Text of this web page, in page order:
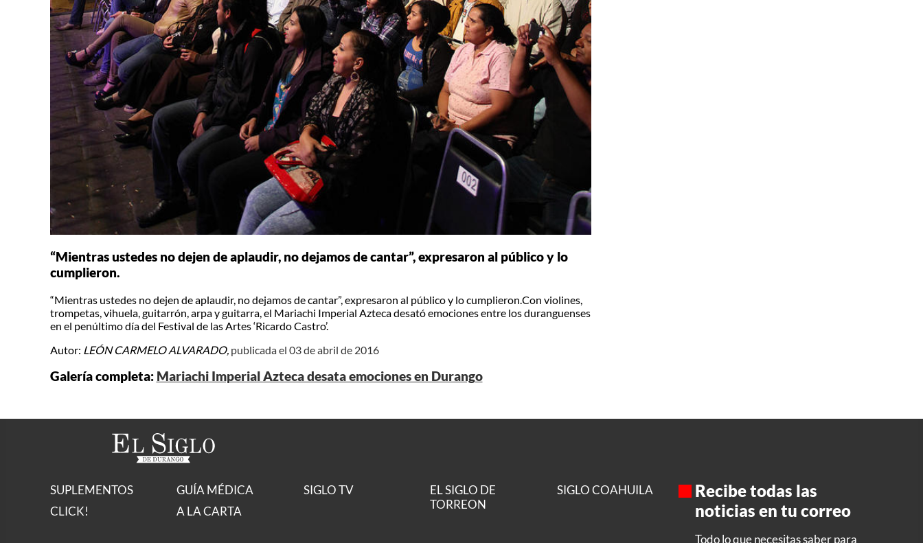
“Mientras ustedes no dejen de aplaudir, no dejamos de cantar”, expresaron al público y lo
cumplieron.
“Mientras ustedes no dejen de aplaudir, no dejamos de cantar”, expresaron al público y lo cumplieron.Con violines,
trompetas, vihuela, guitarrón, arpa y guitarra, el Mariachi Imperial Azteca desató emociones entre los duranguenses
en el penúltimo día del Festival de las Artes ‘Ricardo Castro’.
Autor: LEÓN CARMELO ALVARADO, publicada el 03 de abril de 2016
Galería completa: Mariachi Imperial Azteca desata emociones en Durango
SUPLEMENTOS
CLICK!
GUÍA MÉDICA
A LA CARTA
SIGLO TV
EL SIGLO DE
TORREON
SIGLO COAHUILA
Recibe todas las
noticias en tu correo
Todo lo que necesitas saber para